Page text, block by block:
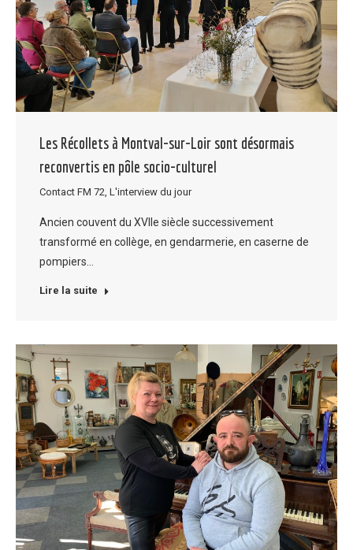
Les Récollets à Montval-sur-Loir sont désormais
reconvertis en pôle socio-culturel
Contact FM 72 L'interview du jour
Ancien couvent du XVIIe siècle successivement
transformé en collège, en gendarmerie, en caserne de
pompiers…
Lire la suite